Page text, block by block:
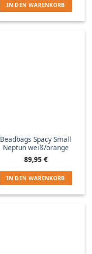
IN DEN WARENKORB
Beadbags Spacy Small
Neptun weiß/orange
89,95 €
IN DEN WARENKORB